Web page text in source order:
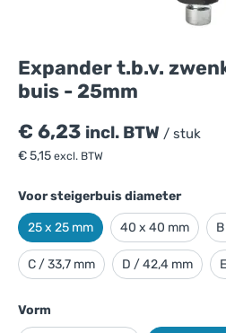
Expander t.b.v.
buis - 25mm
€ 6,23 incl. BTW / stuk
€5,15 excl. BTW
Voor steigerbuis diameter
25 x 25 mm 40 x 40 mm
C / 33,7 mm D / 42,4 mm
Vorm- 25mm